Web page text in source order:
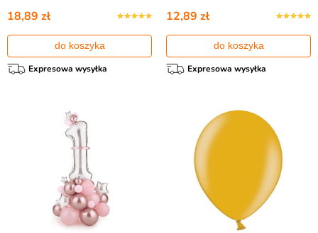
18,89 zł
do koszyka
Expresowa wysyłka
12,89 zł
do koszyka
Expresowa wysyłka